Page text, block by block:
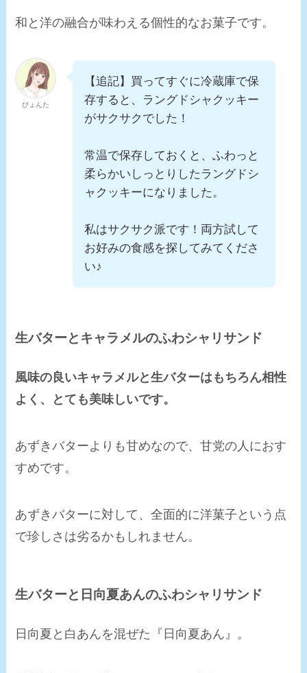
和と洋の融合が味わえる個性的なお菓子です。
ぴょんた
【追記】買ってすぐに冷蔵庫で保
存すると、ラングドシャクッキー
がサクサク でした！
常温で保存しておくと、ふわっと
柔らかいしっとりしたラングドシ
ャクッキーになりました。
私はサクサク派です！両方試して
お好みの食感を探してみてくださ
い♪
生バターとキャラメルのふわシャリサンド
風味の良いキャラメルと生バターはもちろん相性
よく、とても美味しいです。
あずきバターよりも甘めなので、甘党の人におす
すめです。
あずきバターに対して、全面的に洋菓子という点
で珍しさは劣るかもしれません。
生バターと日向夏あんのふわシャリサンド
日向夏と白あんを混ぜた『日向夏あん』。